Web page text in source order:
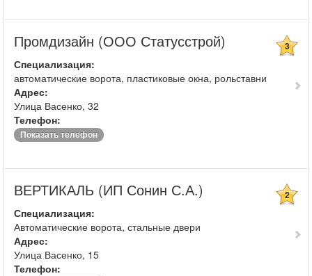
Промдизайн (ООО Статусстрой) 3
Специализация:
автоматические ворота, пластиковые окна, рольставни
Адрес:
Улица Васенко, 32
Телефон:
Показать телефон
ВЕРТИКАЛЬ (ИП Сонин С.А.) 2
Специализация:
Автоматические ворота, стальные двери
Адрес:
Улица Васенко, 15
Телефон: